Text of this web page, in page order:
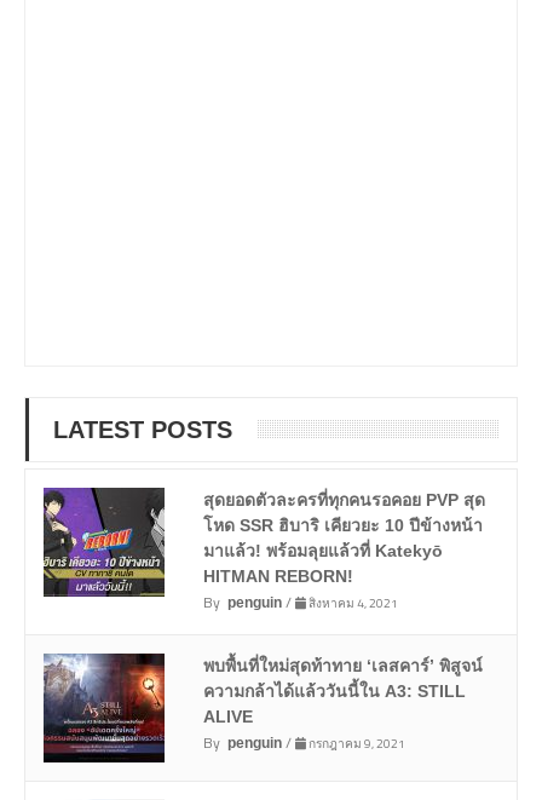
LATEST POSTS
สุดยอดตัวละครที่ทุกคนรอคอย PVP สุด
โหด SSR ฮิบาริ เคียวยะ 10 ปีข้างหน้า
มาแล้ว! พร้อมลุยแล้วที่ Katekyō
HITMAN REBORN!
By penguin/ สิงหาคม 4, 2021
พบพื้นที่ใหม่สุดท้าทาย ‘เลสคาร์’ พิสูจน์
ความกล้าได้แล้ววันนี้ใน A3: STILL
ALIVE
By penguin/ กรกฎาคม 9, 2021